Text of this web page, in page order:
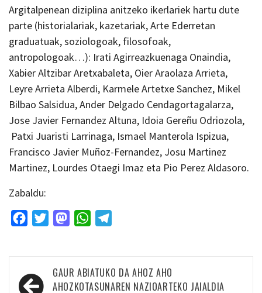
Argitalpenean diziplina anitzeko ikerlariek hartu dute
parte (historialariak, kazetariak, Arte Ederretan
graduatuak, soziologoak, filosofoak,
antropologoak…): Irati Agirreazkuenaga Onaindia,
Xabier Altzibar Aretxabaleta, Oier Araolaza Arrieta,
Leyre Arrieta Alberdi, Karmele Artetxe Sanchez, Mikel
Bilbao Salsidua, Ander Delgado Cendagortagalarza,
Jose Javier Fernandez Altuna, Idoia Gereñu Odriozola,
Patxi Juaristi Larrinaga, Ismael Manterola Ispizua,
Francisco Javier Muñoz-Fernandez, Josu Martinez
Martinez, Lourdes Otaegi Imaz eta Pio Perez Aldasoro.
Zabaldu:
FacebookTwitterMastodonWhatsApp
Bidalketetan
GAUR ABIATUKO DA AHOZ AHO
AHOZKOTASUNAREN NAZIOARTEKO JAIALDIA